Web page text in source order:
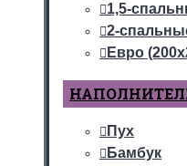
1,5-
2-
Евро
Пух
Бамбук